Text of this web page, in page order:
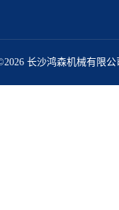
长沙鸿森机械有限